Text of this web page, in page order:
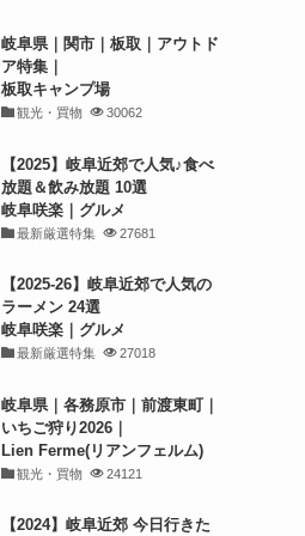
岐阜県｜関市｜板取｜アウトド
ア特集｜
板取キャンプ場
観光・買物 30062
【2025】岐阜近郊で人気♪食べ
放題＆飲み放題 10選
岐阜咲楽｜グルメ
最新厳選特集 27681
【2025-26】岐阜近郊で人気の
ラーメン 24選
岐阜咲楽｜グルメ
最新厳選特集 27018
岐阜県｜各務原市｜前渡東町｜
いちご狩り2026｜
Lien Ferme(リアンフェルム)
観光・買物 24121
【2024】岐阜近郊 今日行きた